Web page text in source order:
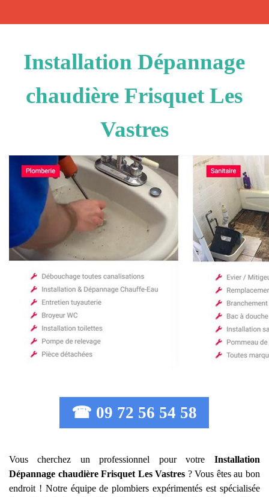
Installation Dépannage
chaudière Frisquet Les
Vastres
☎ 09 72 56 54 58
Vous cherchez un professionnel pour votre Installation
Dépannage chaudière Frisquet Les Vastres ? Vous êtes au bon
endroit ! Notre équipe de plombiers expérimentés est spécialisée